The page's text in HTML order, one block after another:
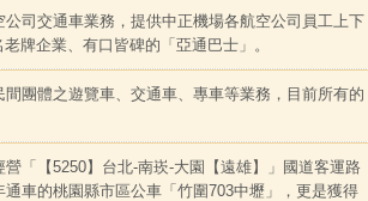
司交通車業務，提供中正機場各航空公司員工上下
牌企業、有口皆碑的「亞通巴士」。
團體之遊覽車、交通車、專車等業務，目前所有的
「【5250】台北-南崁-大園【遠雄】」國道客運路
車的桃園縣市區公車「竹圍703中壢」，更是獲得